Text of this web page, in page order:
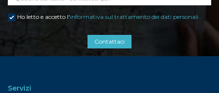
Ho letto e accetto l'informativa sul trattamento dei dati personali
Contattaci
Servizi